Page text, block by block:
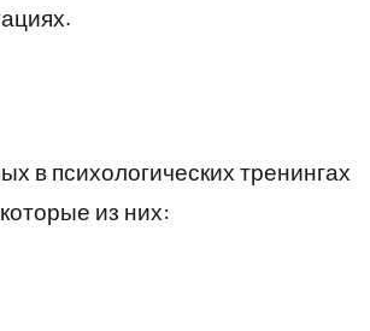
в психологических тренингах
из них: